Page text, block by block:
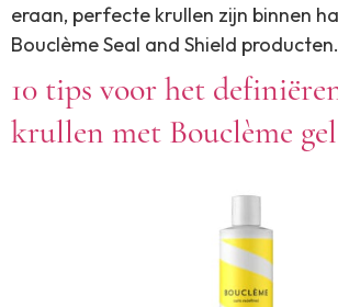
eraan, perfecte krullen zijn binnen
Bouclème Seal and Shield producten.
10 tips voor het
krullen met Bouclème gel